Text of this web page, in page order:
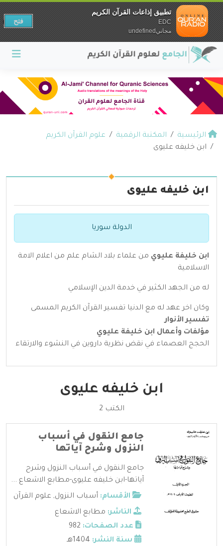
الرئيسية المكتبة الرقمية
علوم القرآن الكريم
ابن خليفه عليوى
ابن خليفه عليوى
الدولة سوريا
ابن خليفة عليوي من علماء بلاد الشام علم من اعلام الامة
الاسلامية
له من الجهد الكثير في خدمة الدين الإسلامي
وكان اخر عهد له مع الدنيا تفسير القرآن الكريم المسمى
تفسير الأنوار
مؤلفات وأعمال ابن خليفة عليوي
الحجج العصماء في نقض نظرية داروين في النشوء والارتقاء
ابن خليفه عليوى
الكتب 2
جامع النقول في أسباب
النزول وشرح آياتها
جامع النقول في أسباب النزول وشرح
آياتها-ابن خليفه عليوى-مطابع الاشعاع ...
الأقسام: أسباب النزول, علوم القرآن
الناشر: مطابع الاشعاع
عدد الصفحات:
سنة النشر:
تطبيق إذاعات القرآن الكريم
EDC
مجانيundefined
فتح